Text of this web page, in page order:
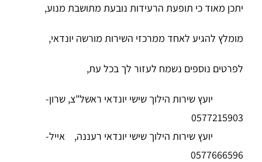
יתכן מאוד כי תופעת הרעידות נובעת מתושבת מנוע,
מומלץ להגיע לאחד ממרכזי השירות מורשה יונדאי,
לפרטים נוספים נשמח לעזור לך בכל עת,
יועץ שירות הילוך שישי יונדאי ראשל"צ, שרון-
0577215903
יועץ שירות הילוך שישי יונדאי רעננה, אייל-
0577666596